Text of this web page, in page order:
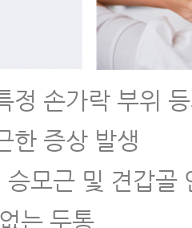
정 손가락 부위
한 증상 발생
모근 및 견갑골
는 두통